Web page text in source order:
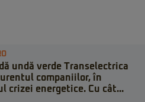
undă verde Transelectrica
companiilor, în
crizei energetice. Cu cât...